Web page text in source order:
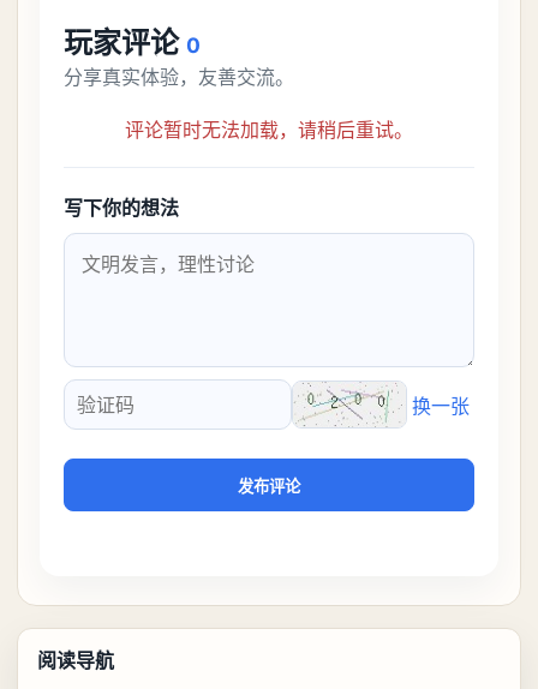
玩家评论 0
分享真实体验，友善交流。
评论暂时无法加载，请稍后重试。
写下你的想法
验证码
换一张
发布评论
阅读导航